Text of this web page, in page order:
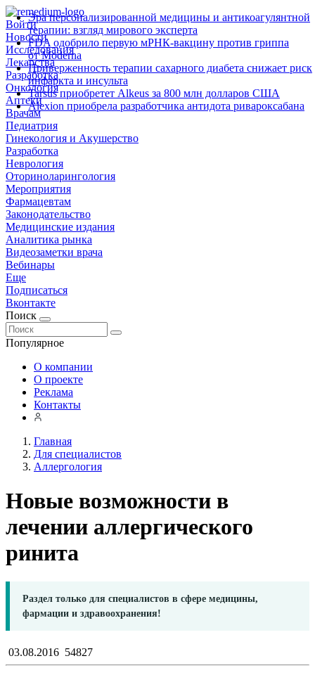
Войти
Новости
Исследования
Лекарства
Разработка
Онкология
Аптеки
Врачам
Педиатрия
Гинекология и Акушерство
Разработка
Неврология
Оториноларингология
Мероприятия
Фармацевтам
Законодательство
Медицинские издания
Аналитика рынка
Видеозаметки врача
Вебинары
Еще
Подписаться
Вконтакте
Поиск
Популярное
Эра персонализированной медицины и антикоагулянтной
терапии: взгляд мирового эксперта
FDA одобрило первую мРНК‑вакцину против гриппа
от Moderna
Приверженность терапии сахарного диабета снижает риск
инфаркта и инсульта
Tarsus приобретет Alkeus за 800 млн долларов США
Alexion приобрела разработчика антидота ривароксабана
О компании
О проекте
Реклама
Контакты
Главная
Для специалистов
Аллергология
Новые возможности в
лечении аллергического
ринита
Раздел только для специалистов в сфере медицины,
фармации и здравоохранения!
03.08.2016 54827